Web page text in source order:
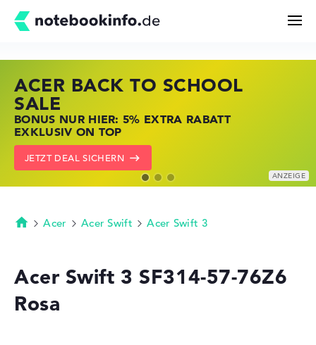
Kaufberatung
Technik & Wissen
Deals
ACER BACK TO SCHOOL
SALE
BONUS NUR HIER: 5% EXTRA RABATT
EXKLUSIV ON TOP
JETZT DEAL SICHERN
HP STORE SSV DEALS
JETZT ZUGREIFEN: NOTEBOOKS BEI HP
KRÄFTIG REDUZIERT
ZU DEN HP ANGEBOTEN
LENOVO LAPTOP DEALS
NOTEBOOKS BEI LENOVO JETZT
KRÄFTIG REDUZIERT
LENOVO DEALS ZEIGEN
Startseite
Acer Acer Swift Acer Swift 3
Acer Swift 3 SF314-57-76Z6
Rosa